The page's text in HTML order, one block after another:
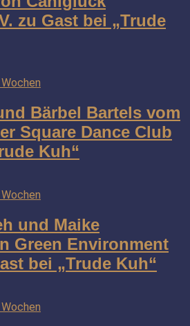
zu Gast bei „Trude
Bärbel Bartels vom
Square Dance Club
Kuh“
und Maike
Green Environment
bei „Trude Kuh“